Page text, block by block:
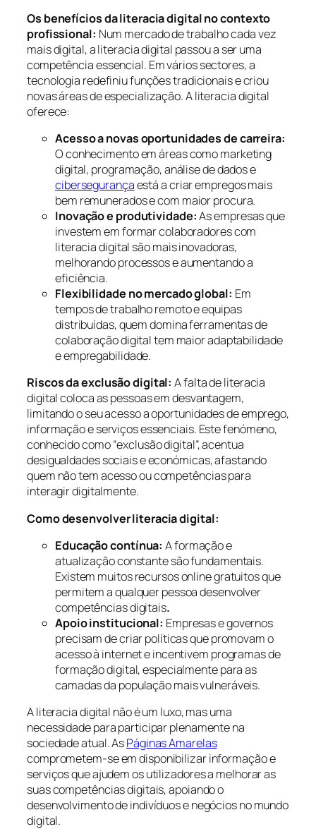
Os benefícios da literacia digital no contexto
profissional: Num mercado de trabalho cada vez
mais digital, a literacia digital passou a ser uma
competência essencial. Em vários sectores, a
tecnologia redefiniu funções tradicionais e criou
novas áreas de especialização. A literacia digital
oferece:
Acesso a novas oportunidades de carreira:
O conhecimento em áreas como marketing
digital, programação, análise de dados e
cibersegurançaestá a criar empregos mais
bem remunerados e com maior procura.
Inovação e produtividade:As empresas que
investem em formar colaboradores com
literacia digital são mais inovadoras,
melhorando processos e aumentando a
eficiência.
Flexibilidade no mercado global: Em
tempos de trabalho remoto e equipas
distribuídas, quem domina ferramentas de
colaboração digital tem maior adaptabilidade
e empregabilidade.
Riscos da exclusão digital:A falta de literacia
digital coloca as pessoas em desvantagem,
limitando o seu acesso a oportunidades de emprego,
informação e serviços essenciais. Este fenómeno,
conhecido como “exclusão digital”, acentua
desigualdades sociais e económicas, afastando
quem não tem acesso ou competências para
interagir digitalmente.
Como desenvolver literacia digital:
Educação contínua:A formação e
atualização constante são fundamentais.
Existem muitos recursos online gratuitos que
permitem a qualquer pessoa desenvolver
competências digitais.
Apoio institucional: Empresas e governos
precisam de criar políticas que promovam o
acesso à internet e incentivem programas de
formação digital, especialmente para as
camadas da população mais vulneráveis.
A literacia digital não é um luxo, mas uma
necessidade para participar plenamente na
sociedade atual. AsPáginas Amarelas
comprometem-se em disponibilizar informação e
serviços que ajudem os utilizadores a melhorar as
suas competências digitais, apoiando o
desenvolvimento de indivíduos e negócios no mundo
digital.